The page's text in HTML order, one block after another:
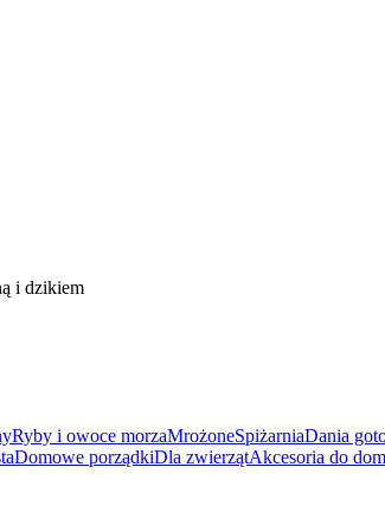
Ryby i owoce morzaMrożoneSpiżarniaDania
Domowe porządkiDla zwierzątAkcesoria do
i dzikiem